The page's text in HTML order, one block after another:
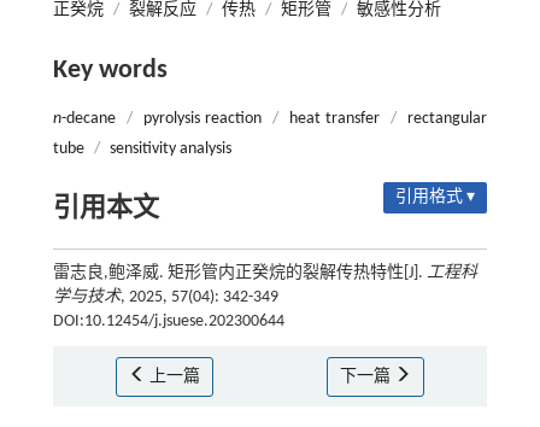
正癸烷 / 裂解反应 / 传热 / 矩形管 / 敏感性分析
Key words
n-decane / pyrolysis reaction / heat transfer /
rectangular
tube / sensitivity analysis
引用本文 引用格式 ▾
雷志良,鲍泽威. 矩形管内正癸烷的裂解传热特性[J]. 工程科
学与技术, 2025, 57(04): 342-349
DOI:10.12454/j.jsuese.202300644
上一篇 下一篇